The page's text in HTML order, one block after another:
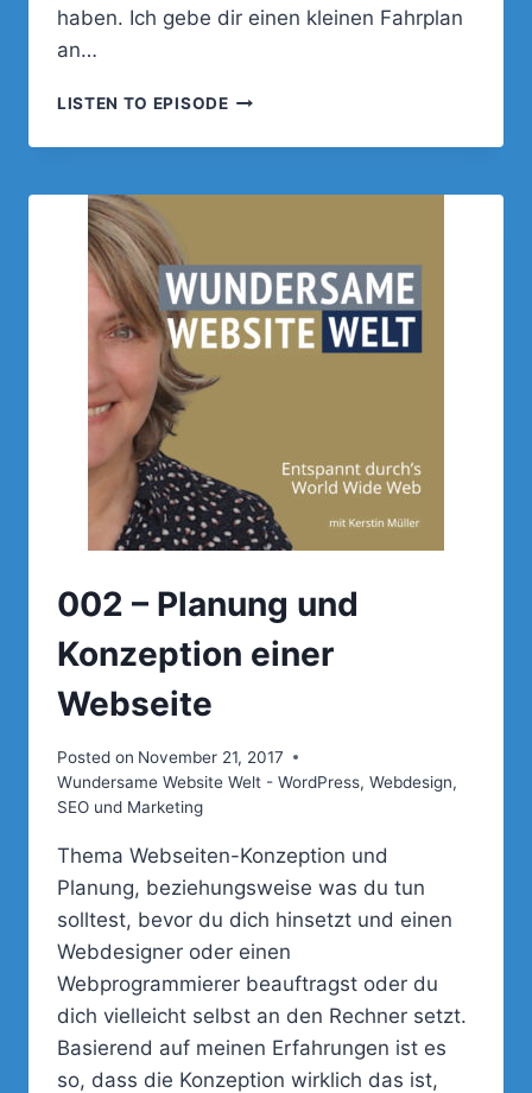
haben. Ich gebe dir einen kleinen Fahrplan
an…
LISTEN TO EPISODEPLANUNG
KONZEPTION
WEBSEITE
002 – Planung und
Konzeption einer
Webseite
Posted on November 21, 2017
Wundersame Website Welt - WordPress, Webdesign,
SEO und Marketing
Thema Webseiten-Konzeption und
Planung, beziehungsweise was du tun
solltest, bevor du dich hinsetzt und einen
Webdesigner oder einen
Webprogrammierer beauftragst oder du
dich vielleicht selbst an den Rechner setzt.
Basierend auf meinen Erfahrungen ist es
so, dass die Konzeption wirklich das ist,